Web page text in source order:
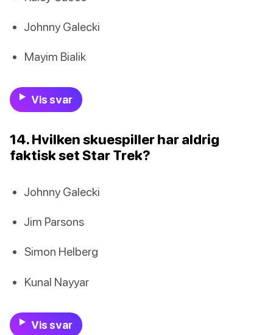
Johnny Galecki
Mayim Bialik
Vis svar
14. Hvilken skuespiller har aldrig
faktisk set Star Trek?
Johnny Galecki
Jim Parsons
Simon Helberg
Kunal Nayyar
Vis svar